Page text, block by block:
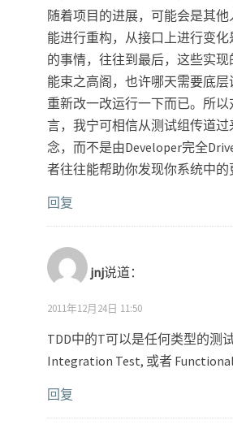
随着项目的进展，可能会是其他
能进行重构，从接口上进行变化
的事情，往往到最后，这些实现
能束之高阁，也许哪天需要底
重新改一改运行一下而已。所
言，我宁可相信从测试组传道过
念，而不是由Developer完全
者往往能帮助你发现你系统中的
回复
jnj说道：
2011年12月24日 11:50
TDD中的T可以是任何类型的测
Integration Test, 或者 Functional
回复